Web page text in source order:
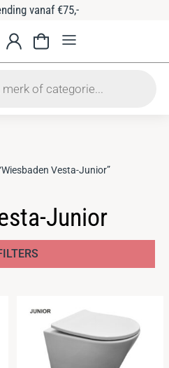
vanaf €75,-
Vesta-Junior”
Junior